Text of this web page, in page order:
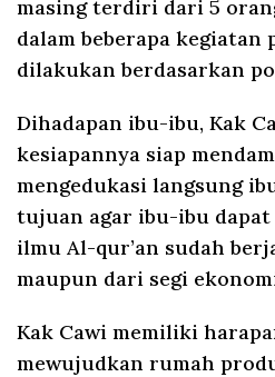
masing terdiri dari 5
dalam beberapa kegiatan
dilakukan berdasarkan
Dihadapan ibu-ibu, Kak
kesiapannya siap
mengedukasi langsung
tujuan agar ibu-ibu
ilmu Al-qur’an sudah
maupun dari segi
Kak Cawi memiliki
mewujudkan rumah